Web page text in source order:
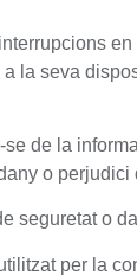
la seva
de la
o
seguretat o
per la